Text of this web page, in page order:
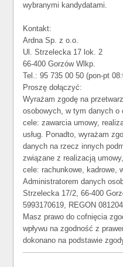
wybranymi kandydatami.
Kontakt:
Ardna Sp. z o.o.
Ul. Strzelecka 17 lok. 2
66-400 Gorzów Wlkp.
Tel.: 95 735 00 50 (pon-pt
Proszę dołączyć:
Wyrażam zgodę na
osobowych, w tym danych
cele: zawarcia umowy,
usług. Ponadto, wyrażam
danych na rzecz innych
związane z realizacją
cele: rachunkowe, kadrowe,
Administratorem danych
Strzelecka 17/2, 66-400
5993170619, REGON
Masz prawo do cofnięcia
wpływu na zgodność z
dokonano na podstawie